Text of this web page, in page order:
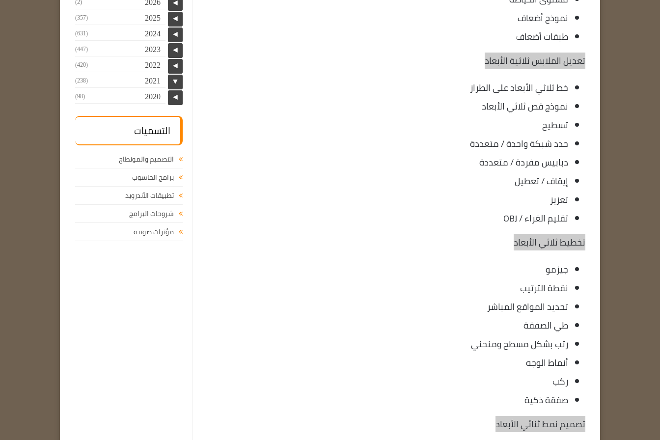
نموذج أضعاف
طبقات أضعاف
تعديل الملابس ثلاثية الأبعاد
خط ثلاثي الأبعاد على الطراز
نموذج قص ثلاثي الأبعاد
تسطيح
حدد شبكة واحدة / متعددة
دبابيس مفردة / متعددة
إيقاف / تعطيل
تعزيز
تقليم الغراء / OBJ
تخطيط ثلاثي الأبعاد
جيزمو
نقطة الترتيب
تحديد المواقع المباشر
طي الصفقة
رتب بشكل مسطح ومنحني
أنماط الوجه
ركب
صفقة ذكية
تصميم نمط ثنائي الأبعاد
◄
2026
(2)
◄
2025
(357)
◄
2024
(631)
◄
2023
(447)
◄
2022
(420)
▼
2021
(238)
◄
2020
(98)
التسميات
التصميم والمونطاج
برامج الحاسوب
تطبيقات الأندرويد
شروحات البرامج
مؤثرات صوتية